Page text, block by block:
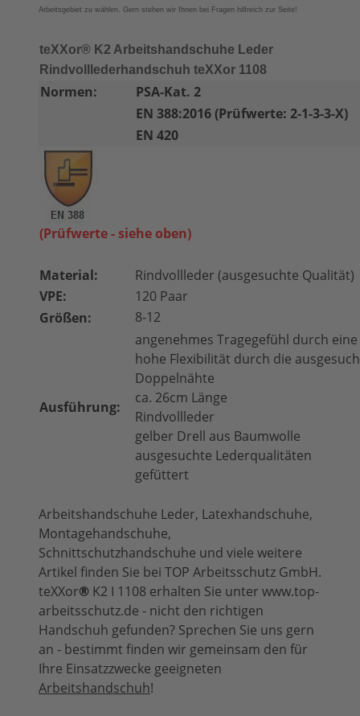
Arbeitsgebiet zu wählen. Gern stehen wir Ihnen bei Fragen hilfreich zur Seite!
teXXor® K2 Arbeitshandschuhe Leder
Rindvolllederhandschuh teXXor 1108
Normen:
PSA-Kat. 2
EN 388:2016 (Prüfwerte: 2-1-3-3-X)
EN 420
(Prüfwerte - siehe oben)
Material:
Rindvollleder (ausgesuchte Qualität)
VPE:
120 Paar
Größen:
8-12
Ausführung:
angenehmes Tragegefühl durch
hohe Flexibilität durch die
Doppelnähte
ca. 26cm Länge
Rindvollleder
gelber Drell aus Baumwolle
ausgesuchte Lederqualitäten
gefüttert
Arbeitshandschuhe Leder, Latexhandschuhe,
Montagehandschuhe,
Schnittschutzhandschuhe und viele weitere
Artikel finden Sie bei TOP Arbeitsschutz GmbH.
teXXor® K2 I 1108 erhalten Sie unter www.top-
arbeitsschutz.de - nicht den richtigen
Handschuh gefunden? Sprechen Sie uns gern
an - bestimmt finden wir gemeinsam den für
Ihre Einsatzzwecke geeigneten
Arbeitshandschuh!